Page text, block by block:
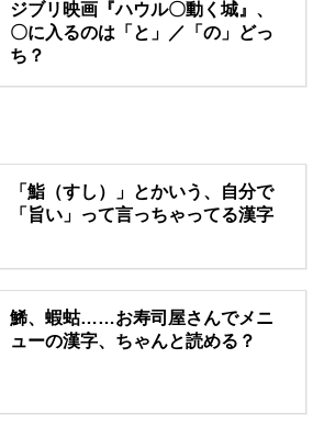
ジブリ映画『ハウル〇動く城』、
〇に入るのは「と」／「の」どっ
ち？
「鮨（すし）」とかいう、自分で
「旨い」って言っちゃってる漢字
鯑、蝦蛄……お寿司屋さんでメニ
ューの漢字、ちゃんと読める？